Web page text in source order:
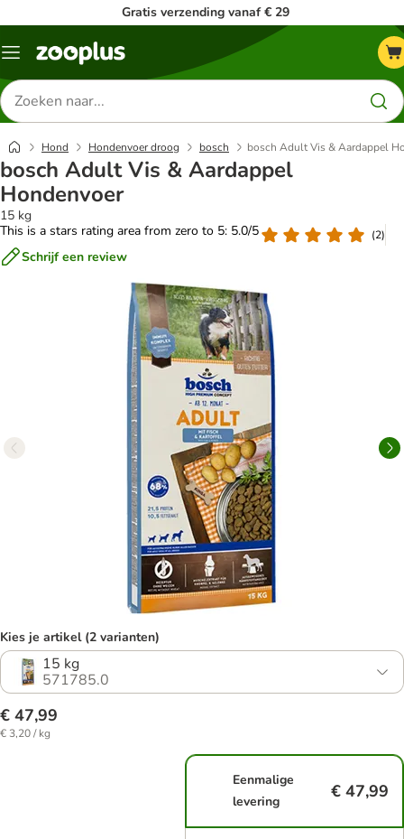
Gratis verzending vanaf € 29
Menu
Zoeken
naar
producten
Hond Hondenvoer droog bosch bosch Adult Vis & Aardappel
bosch Adult Vis & Aardappel
Hondenvoer
15 kg
This is a stars rating area from zero to 5: 5.0/5
(2)
Schrijf een review
Kies je artikel (2 varianten)
15 kg
571785.0
€ 47,99
€ 3,20 / kg
Eenmalige
levering
€ 47,99